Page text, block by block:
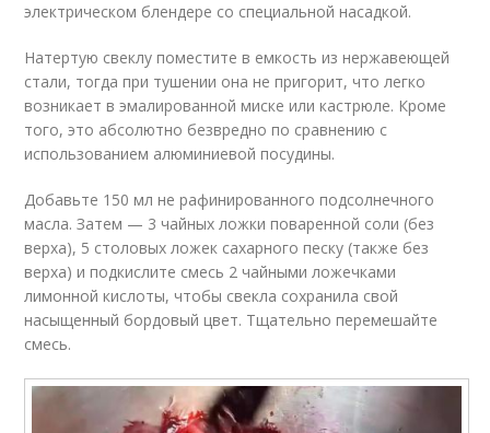
электрическом блендере со специальной насадкой.
Натертую свеклу поместите в емкость из нержавеющей
стали, тогда при тушении она не пригорит, что легко
возникает в эмалированной миске или кастрюле. Кроме
того, это абсолютно безвредно по сравнению с
использованием алюминиевой посудины.
Добавьте 150 мл не рафинированного подсолнечного
масла. Затем — 3 чайных ложки поваренной соли (без
верха), 5 столовых ложек сахарного песку (также без
верха) и подкислите смесь 2 чайными ложечками
лимонной кислоты, чтобы свекла сохранила свой
насыщенный бордовый цвет. Тщательно перемешайте
смесь.